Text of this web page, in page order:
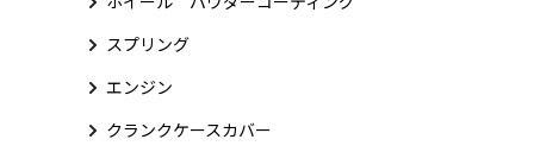
スプリング
エンジン
クランクケースカバー